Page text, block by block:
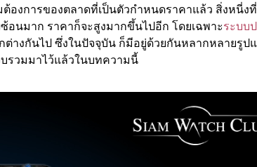
องการของตลาดที่เป็นตัวกำหนดราคาแล้ว สิ่งหนี่ง
นมาก ราคาก็จะสูงมากขึ้นไปอีก โดยเฉพาะระบบ
างกันไป ซึ่งในปัจจุบัน ก็มีอยู่ด้วยกันหลากหลายรูป
รวมมาไว้แล้วในบทความนี้